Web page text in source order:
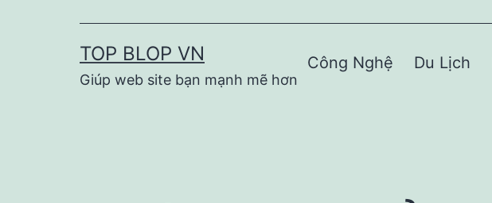
TOP BLOP VN
Giúp web site bạn mạnh mẽ hơn
Công Nghệ Du Lịch